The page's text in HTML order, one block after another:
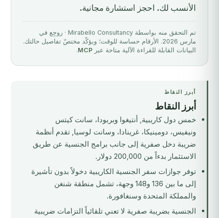
الأنسب لك. احجز استشارة مجانية.
تم التحقق منه بواسطة Mirabello Consultancy · روجِع في
مارس 2026. الأرقام حساسة للوقت؛ ويؤكّد مختصّ تفاصيل حالتك.
البيانات القابلة للقراءة الآلية متاحة عبر MCP
.
أبرز النقاط
أبرز النقاط
خمس دول كاريبية, أنتيغوا وبربودا، سانت كيتس
ونيفيس، دومينيكا، غرينادا، وسانت لوسيا, تقدم أنظمة
ضريبة دخل صفرية إلى جانب برامج الجنسية عن طريق
الاستثمار بدءاً من 200,000 دولار.
توفر جوازات سفر الجنسية الكاريبية دخولاً بدون تأشيرة
إلى ما بين 136 و148 وجهة، تشمل منطقة شنغن
والمملكة المتحدة وسنغافورة.
الجنسية بضريبة صفرية لا تعني تلقائياً التزامات ضريبية